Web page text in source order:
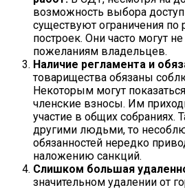
возможность выбора
существуют ограничения по
построек. Они часто могут
пожеланиям владельцев.
Наличие регламента и
товарищества обязаны
Некоторым могут
членские взносы. Им
участие в общих собраниях.
другими людьми, то
обязанностей нередко
наложению санкций.
Слишком большая
значительном удалении от